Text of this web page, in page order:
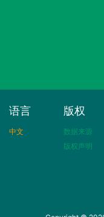
语言
中文
版权
数据来源
版权声明